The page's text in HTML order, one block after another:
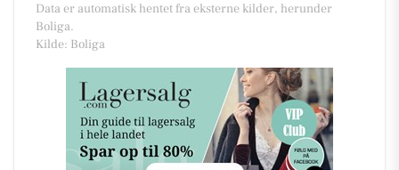
Data er automatisk hentet fra eksterne kilder, herunder
Boliga.
Kilde: Boliga